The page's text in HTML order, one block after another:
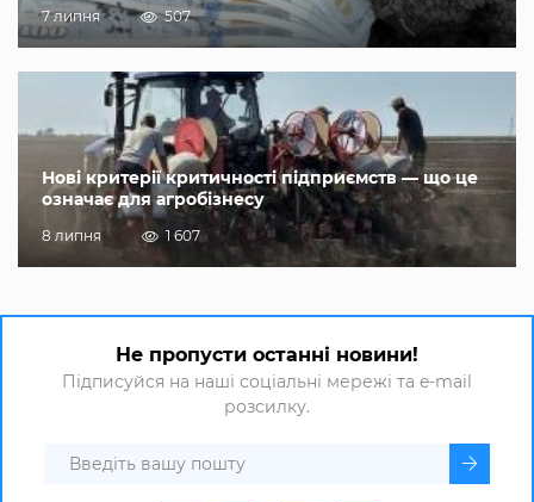
7 липня 507
Нові критерії критичності підприємств — що це
означає для агробізнесу
8 липня 1 607
Не пропусти останні новини!
Підписуйся на наші соціальні мережі та e-mail
розсилку.